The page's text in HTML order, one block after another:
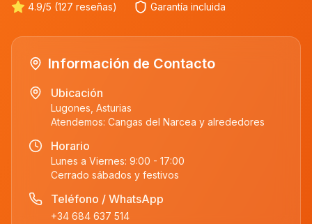
4.9/5 (127 reseñas) Garantía incluida
Información de Contacto
Ubicación
Lugones, Asturias
Atendemos: Cangas del Narcea y alrededores
Horario
Lunes a Viernes: 9:00 - 17:00
Cerrado sábados y festivos
Teléfono / WhatsApp
+34 684 637 514